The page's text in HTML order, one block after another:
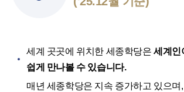
세계 곳곳에 위치한 세종학당은세계인
쉽게 만나볼 수 있습니다.
매년 세종학당은 지속 증가하고 있으며,